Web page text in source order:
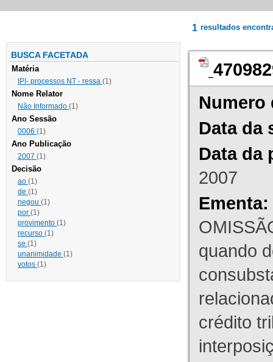
BUSCA FACETADA
Matéria
IPI- processos NT - ressa (1)
Nome Relator
Não Informado (1)
Ano Sessão
0006 (1)
Ano Publicação
2007 (1)
Decisão
ao (1)
de (1)
negou (1)
por (1)
provimento (1)
recurso (1)
se (1)
unanimidade (1)
votos (1)
1 resultados
Numero
Data da
Data da
2007
Ementa:
quando
crédito